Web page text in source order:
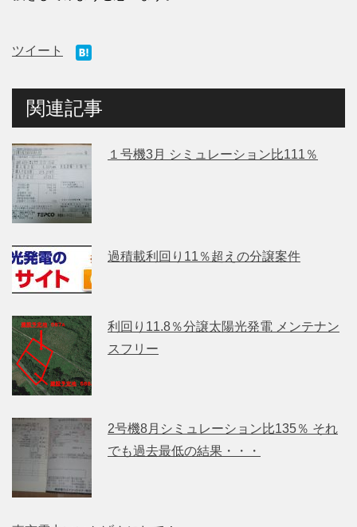
ツイート
関連記事
１号機3月 シミュレーション比111％
過積載利回り11％超えの分譲案件
利回り11.8％分譲太陽光発電 メンテナン
スフリー
2号機8月シミュレーション比135％ それ
でも過去最低の結果・・・